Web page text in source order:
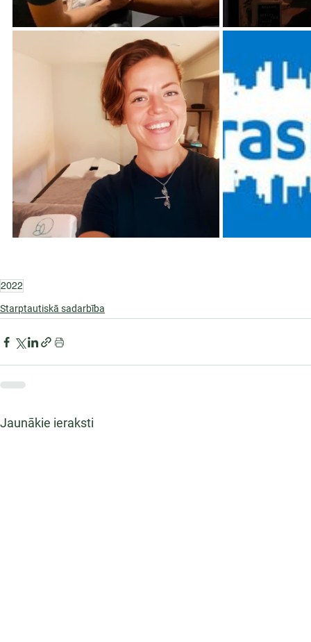
2022
Starptautiskā sadarbība
Jaunākie ieraksti